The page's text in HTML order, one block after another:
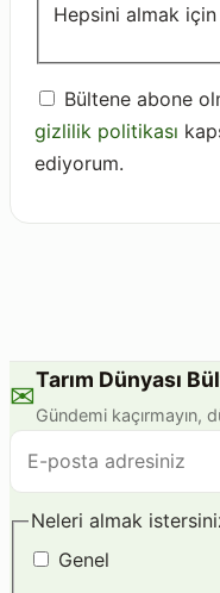
Hepsini almak
Bültene abone
gizlilik politikası
ediyorum.
✉Tarım Dünyası
Gündemi kaçırmayın,
E-
posta
adresiniz
Neleri almak
Genel